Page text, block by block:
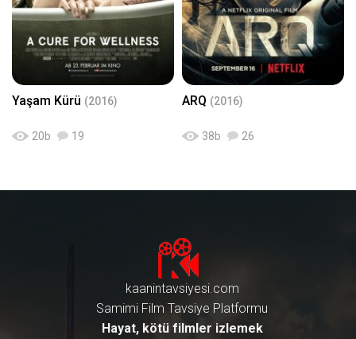
Yaşam Kürü (2016)
20b 19
ARQ (2016)
38b 26
kaanintavsiyesi.com
Samimi Film Tavsiye Platformu
Hayat, kötü filmler izlemek